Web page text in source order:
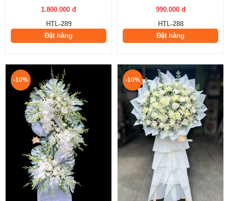
1.800.000 đ
HTL-289
Đặt hàng
990.000 đ
HTL-288
Đặt hàng
-10% -10%